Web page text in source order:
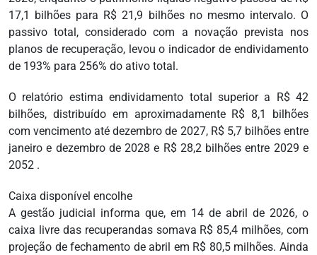
17,1 bilhões para R$ 21,9 bilhões no mesmo intervalo. O
passivo total, considerado com a novação prevista nos
planos de recuperação, levou o indicador de endividamento
de 193% para 256% do ativo total.
O relatório estima endividamento total superior a R$ 42
bilhões, distribuído em aproximadamente R$ 8,1 bilhões
com vencimento até dezembro de 2027, R$ 5,7 bilhões entre
janeiro e dezembro de 2028 e R$ 28,2 bilhões entre 2029 e
2052 .
Caixa disponível encolhe
A gestão judicial informa que, em 14 de abril de 2026, o
caixa livre das recuperandas somava R$ 85,4 milhões, com
projeção de fechamento de abril em R$ 80,5 milhões. Ainda